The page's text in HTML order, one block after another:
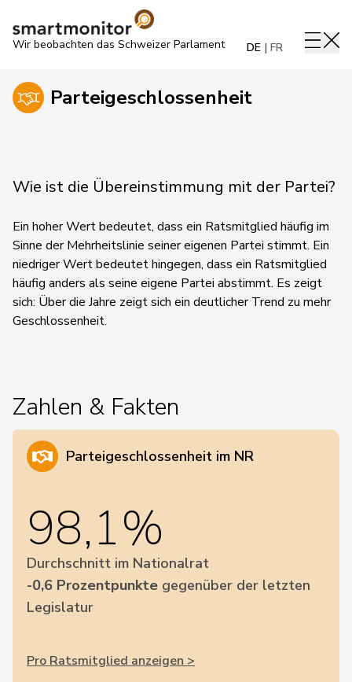
Wir beobachten das Schweizer Parlament DE FR
Parteigeschlossenheit
Wie ist die Übereinstimmung mit der Partei?
Ein hoher Wert bedeutet, dass ein Ratsmitglied häufig im
Sinne der Mehrheitslinie seiner eigenen Partei stimmt. Ein
niedriger Wert bedeutet hingegen, dass ein Ratsmitglied
häufig anders als seine eigene Partei abstimmt. Es zeigt
sich: Über die Jahre zeigt sich ein deutlicher Trend zu mehr
Geschlossenheit.
Zahlen & Fakten
Parteigeschlossenheit im NR
98,1%
Durchschnitt im Nationalrat
-0,6 Prozentpunkte gegenüber der letzten
Legislatur
Pro Ratsmitglied anzeigen >